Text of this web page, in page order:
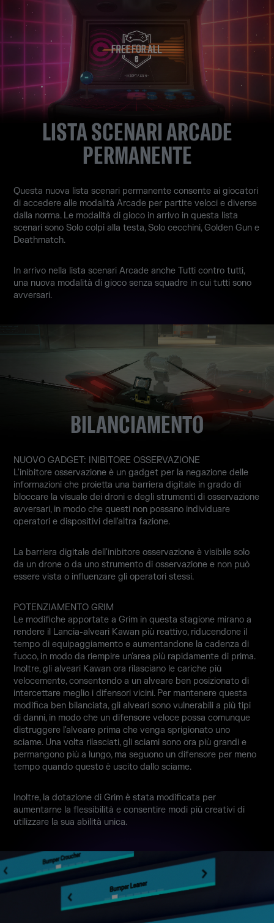
LISTA SCENARI ARCADE
PERMANENTE
Questa nuova lista scenari permanente consente ai giocatori
di accedere alle modalità Arcade per partite veloci e diverse
dalla norma. Le modalità di gioco in arrivo in questa lista
scenari sono Solo colpi alla testa, Solo cecchini, Golden Gun e
Deathmatch.
In arrivo nella lista scenari Arcade anche Tutti contro tutti,
una nuova modalità di gioco senza squadre in cui tutti sono
avversari.
BILANCIAMENTO
NUOVO GADGET: INIBITORE OSSERVAZIONE
L'inibitore osservazione è un gadget per la negazione delle
informazioni che proietta una barriera digitale in grado di
bloccare la visuale dei droni e degli strumenti di osservazione
avversari, in modo che questi non possano individuare
operatori e dispositivi dell'altra fazione.
La barriera digitale dell'inibitore osservazione è visibile solo
da un drone o da uno strumento di osservazione e non può
essere vista o influenzare gli operatori stessi.
POTENZIAMENTO GRIM
Le modifiche apportate a Grim in questa stagione mirano a
rendere il Lancia-alveari Kawan più reattivo, riducendone il
tempo di equipaggiamento e aumentandone la cadenza di
fuoco, in modo da riempire un'area più rapidamente di prima.
Inoltre, gli alveari Kawan ora rilasciano le cariche più
velocemente, consentendo a un alveare ben posizionato di
intercettare meglio i difensori vicini. Per mantenere questa
modifica ben bilanciata, gli alveari sono vulnerabili a più tipi
di danni, in modo che un difensore veloce possa comunque
distruggere l'alveare prima che venga sprigionato uno
sciame. Una volta rilasciati, gli sciami sono ora più grandi e
permangono più a lungo, ma seguono un difensore per meno
tempo quando questo è uscito dallo sciame.
Inoltre, la dotazione di Grim è stata modificata per
aumentarne la flessibilità e consentire modi più creativi di
utilizzare la sua abilità unica.